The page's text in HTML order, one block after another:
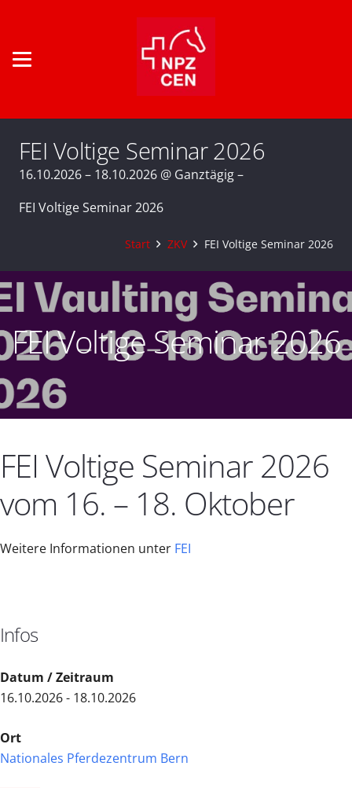
FEI Voltige Seminar 2026
16.10.2026 – 18.10.2026 @ Ganztägig –
FEI Voltige Seminar 2026
Start ZKV FEI Voltige Seminar 2026
FEI Voltige Seminar 2026
FEI Voltige Seminar 2026
vom 16. – 18. Oktober
Weitere Informationen unter FEI
Infos
Datum / Zeitraum
16.10.2026 - 18.10.2026
Ort
Nationales Pferdezentrum Bern